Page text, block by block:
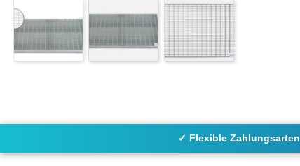
✓ Flexible Zahlungsarten